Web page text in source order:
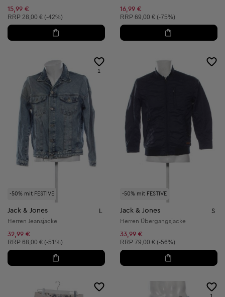
15,99 €
Unverbindliche Preisempfehlung:
RRP 28,00 € (-42%)
16,99 €
Unverbindliche Preisempfehlung:
RRP 69,00 € (-75%)
-50% mit FESTIVE
1
Jack & Jones L
Herren Jeansjacke
32,99 €
Unverbindliche Preisempfehlung:
RRP 68,00 € (-51%)
-50% mit FESTIVE
Jack & Jones S
Herren Übergangsjacke
33,99 €
Unverbindliche Preisempfehlung:
RRP 79,00 € (-56%)